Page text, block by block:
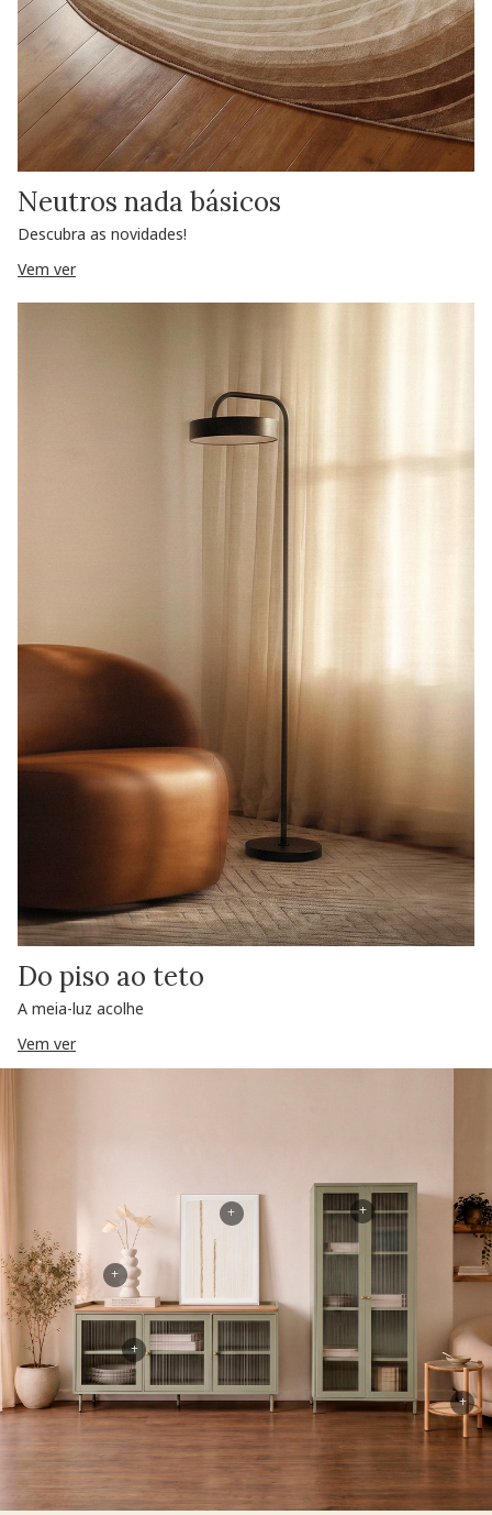
Neutros nada básicos
Descubra as novidades!
Vem ver
Do piso ao teto
A meia-luz acolhe
Vem ver
+
+
+
+
+